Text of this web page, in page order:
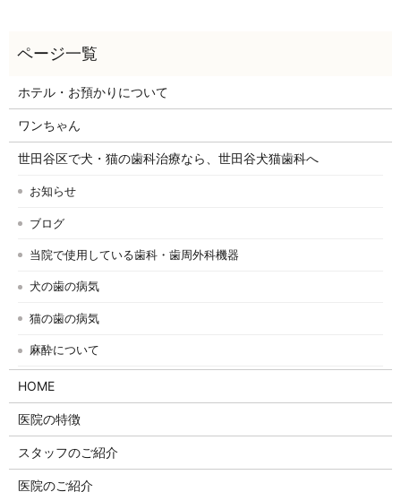
ホテル・お預かりについて
ワンちゃん
世田谷区で犬・猫の歯科治療なら、世田谷犬猫歯科へ
お知らせ
ブログ
当院で使用している歯科・歯周外科機器
犬の歯の病気
猫の歯の病気
麻酔について
HOME
医院の特徴
スタッフのご紹介
医院のご紹介